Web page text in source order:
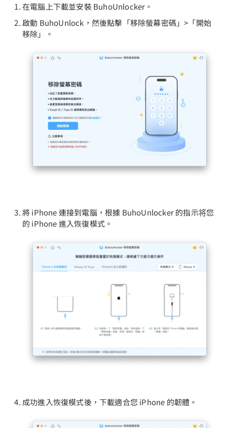
在電腦上下載並安裝 BuhoUnlocker。
啟動 BuhoUnlock，然後點擊「移除螢幕密碼」>「開始
移除」。
將 iPhone 連接到電腦，根據 BuhoUnlocker 的指示将您
的 iPhone 進入恢復模式。
成功進入恢復模式後，下載適合您 iPhone 的韌體。